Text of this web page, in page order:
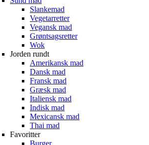
Slankemad
Vegetarretter
Vegansk mad
Grøntsagsretter
Wok
Jorden rundt
Amerikansk mad
Dansk mad
Fransk mad
Græsk mad
Italiensk mad
Indisk mad
Mexicansk mad
Thai mad
Favoritter
Burger